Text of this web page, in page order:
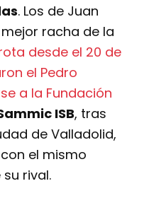
. Los de Juan
racha de la
desde el 20 de
el Pedro
a la Fundación
ISB, tras
de Valladolid,
con el mismo
rival.